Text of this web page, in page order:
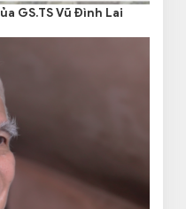
GS.TS Vũ Đình Lai